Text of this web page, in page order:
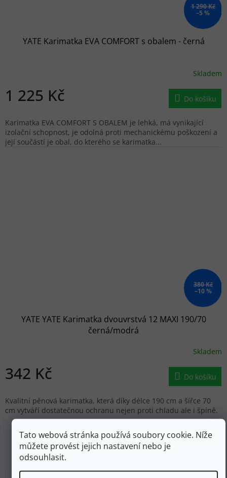
Tato webová stránka používá soubory cookie. Níže
můžete provést jejich nastavení nebo je
odsouhlasit.
1 290 Kč
–5 %
YATE Karimatka EVA COMFORT s obalem - černá
Skladem
1 225 Kč Do košíku
Karimatka EVA COMFORT S OBALEM je lehká, má vynikající
izolační schopnost, je odolná proti mechanickému poškození a
její součástí je obal, do kterého se karimatka...
380 Kč
–10 %
YATE YATE Karimatka dvouvrstvá 12 MAXI 190/70
černá/modrá
Skladem
342 Kč Do košíku
Kvalitní pěnová karimatka, která díky délce 190 cm a šířce 70
cm vytváří dostatečnou ochranu nejen proti chladu ale i špíně.